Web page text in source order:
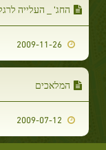
החג' _ העלייה
המלאכים